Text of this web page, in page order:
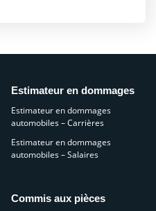
Estimateur en dommages
Estimateur en dommages
automobiles – Carrières
Estimateur en dommages
automobiles – Salaires
Commis aux pièces